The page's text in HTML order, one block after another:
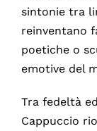
sintonie tra
reinventano
poetiche o
emotive del
Tra fedeltà
Cappuccio